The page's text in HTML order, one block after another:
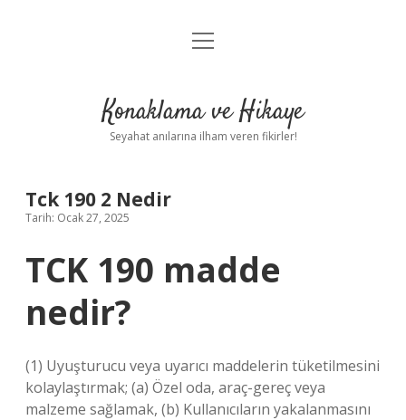
Anasayfa
Yasal Uyarı
menüyü
Konaklama ve Hikaye
Seyahat anılarına ilham veren fikirler!
Tck 190 2 Nedir
Tarih: Ocak 27, 2025
TCK 190 madde
nedir?
(1) Uyuşturucu veya uyarıcı maddelerin tüketilmesini
kolaylaştırmak; (a) Özel oda, araç-gereç veya
malzeme sağlamak, (b) Kullanıcıların yakalanmasını